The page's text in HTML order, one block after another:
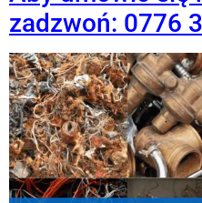
zadzwoń: 0776